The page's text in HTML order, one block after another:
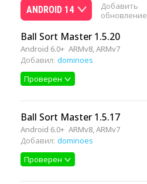
ANDROID 14
Добавить
обновление
Ball Sort Master 1.5.20
Android 6.0+ ARMv8, ARMv7
Добавил: dominoes
Проверен
Ball Sort Master 1.5.17
Android 6.0+ ARMv8, ARMv7
Добавил: dominoes
Проверен